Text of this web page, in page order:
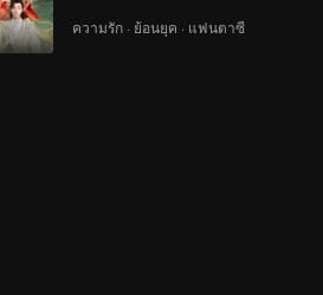
VIP ความรัก · ย้อนยุค · แฟนตาซี